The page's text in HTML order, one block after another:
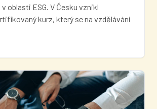
oblasti ESG. V Česku vznikl
kurz, který se na vzdělávání